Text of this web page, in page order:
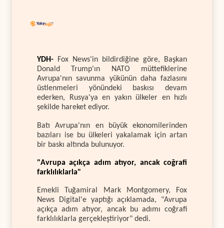
YDH- Fox News'in bildirdiğine göre, Başkan
Donald Trump'ın NATO müttefiklerine
Avrupa'nın savunma yükünün daha fazlasını
üstlenmeleri yönündeki baskısı devam
ederken, Rusya'ya en yakın ülkeler en hızlı
şekilde hareket ediyor.
Batı Avrupa'nın en büyük ekonomilerinden
bazıları ise bu ülkeleri yakalamak için artan
bir baskı altında bulunuyor.
"Avrupa açıkça adım atıyor, ancak coğrafi
farklılıklarla"
Emekli Tuğamiral Mark Montgomery, Fox
News Digital'e yaptığı açıklamada, "Avrupa
açıkça adım atıyor, ancak bu adımı coğrafi
farklılıklarla gerçekleştiriyor" dedi.